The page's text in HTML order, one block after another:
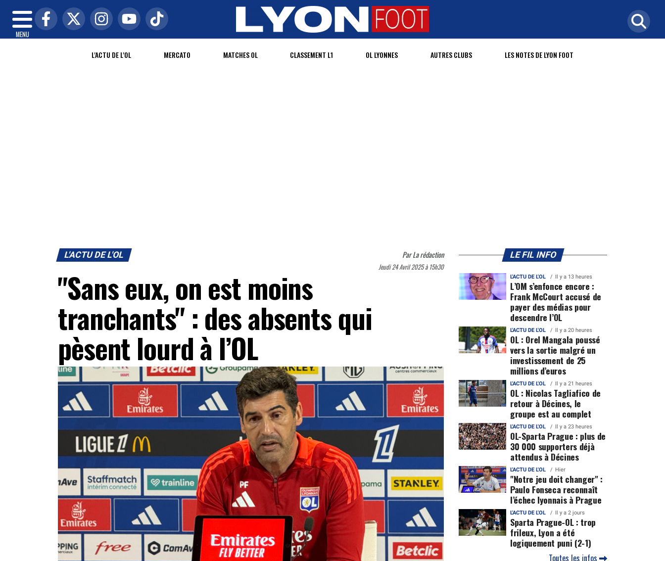
MENU
L'ACTU DE L'OL MERCATO MATCHES OL CLASSEMENT L1 OL LYONNES AUTRES CLUBS LES NOTES DE LYON FOOT
L'ACTU DE L'OL ParLa rédaction
Jeudi 24 Avril 2025 à 15h30
"Sans eux, on est moins
tranchants" : des absents qui
pèsent lourd à l’OL
LE FIL INFO
L'ACTU DE L'OL Il y a 13 heures
L’OM s’enfonce encore :
Frank McCourt accusé de
payer des médias pour
descendre l’OL
L'ACTU DE L'OL Il y a 20 heures
OL : Orel Mangala poussé
vers la sortie malgré un
investissement de 25
millions d’euros
L'ACTU DE L'OL Il y a 21 heures
OL : Nicolas Tagliafico de
retour à Décines, le
groupe est au complet
L'ACTU DE L'OL Il y a 23 heures
OL-Sparta Prague : plus de
30 000 supporters déjà
attendus à Décines
L'ACTU DE L'OL Hier
"Notre jeu doit changer" :
Paulo Fonseca reconnaît
l’échec lyonnais à Prague
L'ACTU DE L'OL Il y a 2 jours
Sparta Prague-OL : trop
frileux, Lyon a été
logiquement puni (2-1)
Toutes les infos